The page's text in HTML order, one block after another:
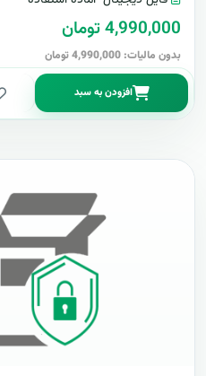
4,990,000 تومان
بدون مالیات: 4,990,000 تومان
افزودن به سبد